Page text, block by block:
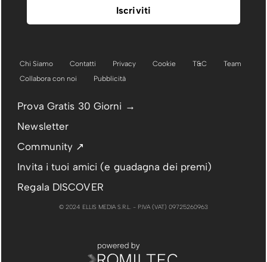
Chi Siamo Contatti Privacy Cookie T&C
Team
Collabora con noi
Pubblicità
Prova Gratis 30 Giorni →
Newsletter
Community ↗
Invita i tuoi amici (e guadagna dei premi)
Regala DISCOVER
© 2024 ELLIS MEDIA S.R.L. - P.IVA (VAT) 09725260963